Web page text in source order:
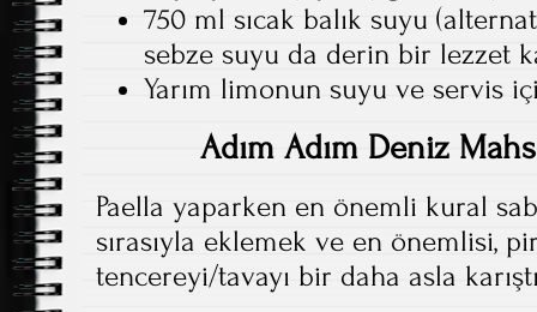
750 ml sıcak balık suyu
sebze suyu da derin bir lezzet
Yarım limonun suyu ve servis
Adım Adım Deniz
Paella yaparken en önemli kural
sırasıyla eklemek ve en önemlisi,
tencereyi/tavayı bir daha asla